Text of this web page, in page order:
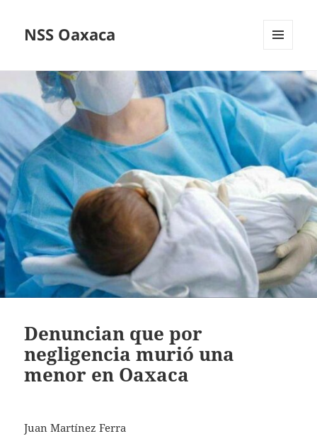
NSS Oaxaca
WIDGETS
Denuncian que por
negligencia murió una
menor en Oaxaca
Juan Martínez Ferra